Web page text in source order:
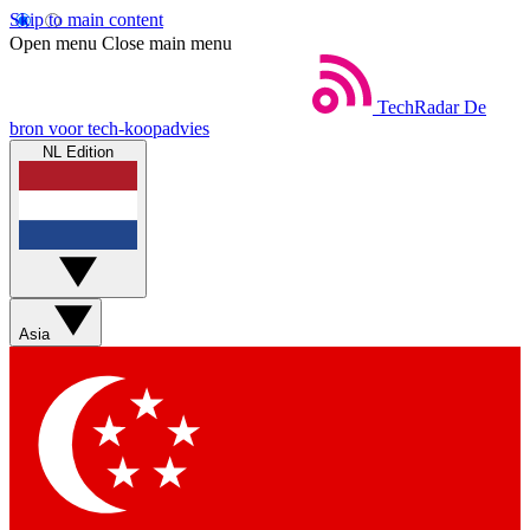
Skip to main content
Open menu Close main menu
TechRadar De
bron voor tech-koopadvies
NL Edition
Asia